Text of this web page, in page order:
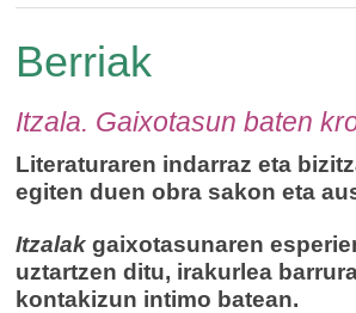
Berriak
Itzala. Gaixotasun baten
Literaturaren indarraz eta
egiten duen obra sakon eta
Itzalak gaixotasunaren
uztartzen ditu, irakurlea
kontakizun intimo batean.